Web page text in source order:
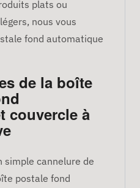
plats ou
nous vous
fond automatique
de la boîte
couvercle à
simple cannelure de
postale fond